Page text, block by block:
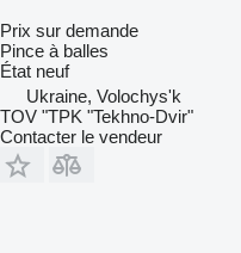
Prix sur demande
Pince à balles
État neuf
Ukraine, Volochys'k
TOV "TPK "Tekhno-Dvir"
Contacter le vendeur